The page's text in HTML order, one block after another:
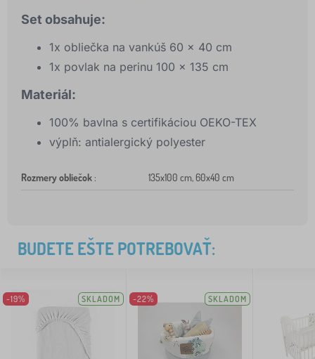
Set obsahuje:
1x obliečka na vankúš 60 x 40 cm
1x povlak na perinu 100 x 135 cm
Materiál:
100% bavlna s certifikáciou OEKO-TEX
výplň: antialergický polyester
Rozmery obliečok : 135x100 cm, 60x40 cm
BUDETE EŠTE POTREBOVAŤ:
-19% SKLADOM -22% SKLADOM